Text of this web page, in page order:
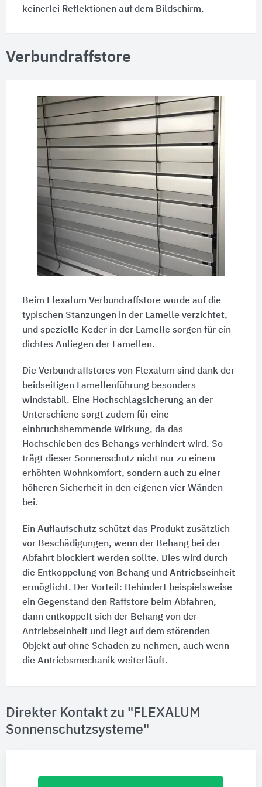
keinerlei Reflektionen auf dem Bildschirm.
Verbundraffstore
Beim Flexalum Verbundraffstore wurde auf die
typischen Stanzungen in der Lamelle verzichtet,
und spezielle Keder in der Lamelle sorgen für ein
dichtes Anliegen der Lamellen.
Die Verbundraffstores von Flexalum sind dank der
beidseitigen Lamellenführung besonders
windstabil. Eine Hochschlagsicherung an der
Unterschiene sorgt zudem für eine
einbruchshemmende Wirkung, da das
Hochschieben des Behangs verhindert wird. So
trägt dieser Sonnenschutz nicht nur zu einem
erhöhten Wohnkomfort, sondern auch zu einer
höheren Sicherheit in den eigenen vier Wänden
bei.
Ein Auflaufschutz schützt das Produkt zusätzlich
vor Beschädigungen, wenn der Behang bei der
Abfahrt blockiert werden sollte. Dies wird durch
die Entkoppelung von Behang und Antriebseinheit
ermöglicht. Der Vorteil: Behindert beispielsweise
ein Gegenstand den Raffstore beim Abfahren,
dann entkoppelt sich der Behang von der
Antriebseinheit und liegt auf dem störenden
Objekt auf ohne Schaden zu nehmen, auch wenn
die Antriebsmechanik weiterläuft.
Direkter Kontakt zu "FLEXALUM
Sonnenschutzsysteme"